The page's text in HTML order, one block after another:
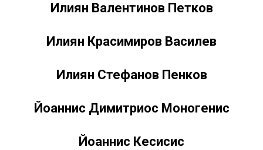
Илиян Валентинов Петков
Илиян Красимиров Василев
Илиян Стефанов Пенков
Йоаннис Димитриос Моногенис
Йоаннис Кесисис